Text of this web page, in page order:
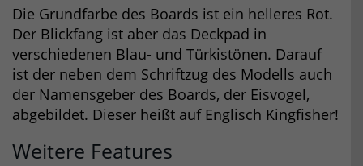
Die Grundfarbe des Boards ist ein helleres Rot.
Der Blickfang ist aber das Deckpad in
verschiedenen Blau- und Türkistönen. Darauf
ist der neben dem Schriftzug des Modells auch
der Namensgeber des Boards, der Eisvogel,
abgebildet. Dieser heißt auf Englisch Kingfisher!
Weitere Features